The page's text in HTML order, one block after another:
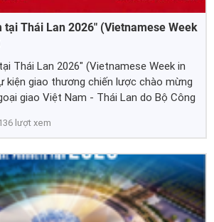
tại Thái Lan 2026" (Vietnamese Week
Thái Lan 2026" (Vietnamese Week in
kiện giao thương chiến lược chào mừng
giao Việt Nam - Thái Lan do Bộ Công
Central Retail tổ chức.
lượt xem